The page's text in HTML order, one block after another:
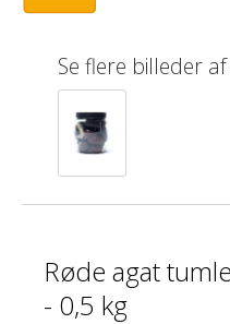
Se flere billeder
Røde agat
- 0,5 kg